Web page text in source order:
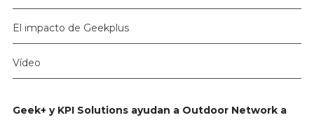
El impacto de Geekplus
Vídeo
Geek+ y KPI Solutions ayudan a Outdoor Network a